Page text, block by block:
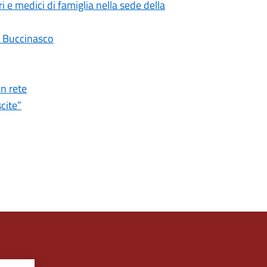
e medici di famiglia nella sede della
rete